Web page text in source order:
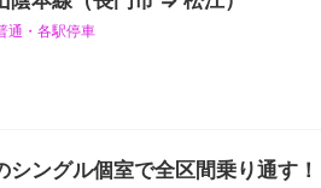
通・各駅停車
ングル個室で全区間乗り通す